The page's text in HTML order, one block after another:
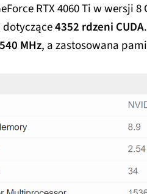
RTX 4060 Ti w wersji
4352 rdzeni CUDA
MHz, a zastosowana